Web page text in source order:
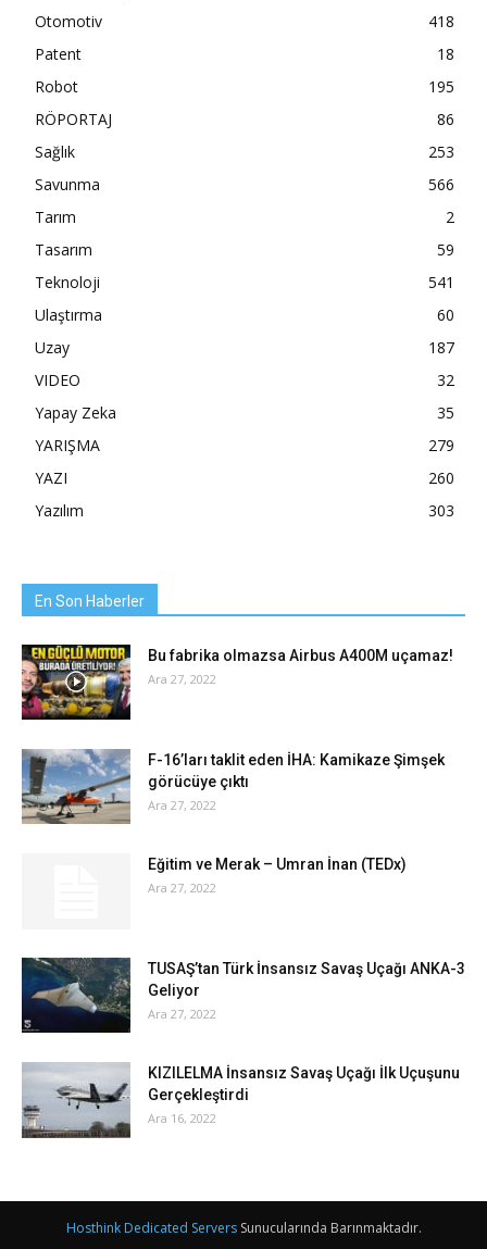
Otomotiv
418
Patent
18
Robot
195
RÖPORTAJ
86
Sağlık
253
Savunma
566
Tarım
2
Tasarım
59
Teknoloji
541
Ulaştırma
60
Uzay
187
VIDEO
32
Yapay Zeka
35
YARIŞMA
279
YAZI
260
Yazılım
303
En Son Haberler
Bu fabrika olmazsa Airbus A400M uçamaz!
Ara 27, 2022
F-16’ları taklit eden İHA: Kamikaze Şimşek
görücüye çıktı
Ara 27, 2022
Eğitim ve Merak – Umran İnan (TEDx)
Ara 27, 2022
TUSAŞ’tan Türk İnsansız Savaş Uçağı ANKA-3
Geliyor
Ara 27, 2022
KIZILELMA İnsansız Savaş Uçağı İlk Uçuşunu
Gerçekleştirdi
Ara 16, 2022
Hosthink Dedicated ServersSunucularında Barınmaktadır.